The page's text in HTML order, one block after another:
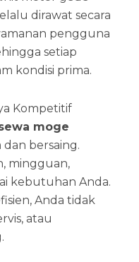
dirawat secara
pengguna
setiap
kondisi prima.
Kompetitif
moge
bersaing.
mingguan,
kebutuhan Anda.
Anda tidak
atau